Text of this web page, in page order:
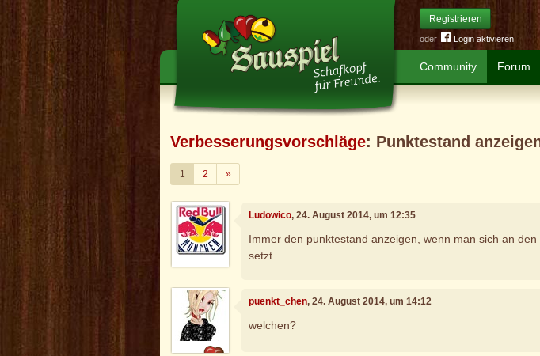
Registrieren
oder Login aktivieren
Community Forum
Verbesserungsvorschläge: Punktestand
1 2 »Weiter
Ludowico, 24. August 2014, um 12:35
Immer den punktestand anzeigen, wenn man sich an den
setzt.
puenkt_chen, 24. August 2014, um 14:12
welchen?